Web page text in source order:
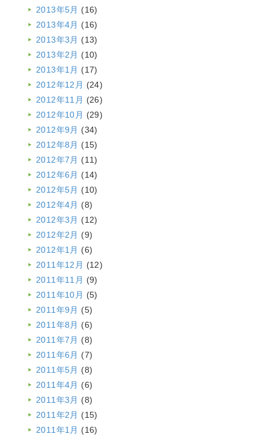
2013年5月 (16)
2013年4月 (16)
2013年3月 (13)
2013年2月 (10)
2013年1月 (17)
2012年12月 (24)
2012年11月 (26)
2012年10月 (29)
2012年9月 (34)
2012年8月 (15)
2012年7月 (11)
2012年6月 (14)
2012年5月 (10)
2012年4月 (8)
2012年3月 (12)
2012年2月 (9)
2012年1月 (6)
2011年12月 (12)
2011年11月 (9)
2011年10月 (5)
2011年9月 (5)
2011年8月 (6)
2011年7月 (8)
2011年6月 (7)
2011年5月 (8)
2011年4月 (6)
2011年3月 (8)
2011年2月 (15)
2011年1月 (16)